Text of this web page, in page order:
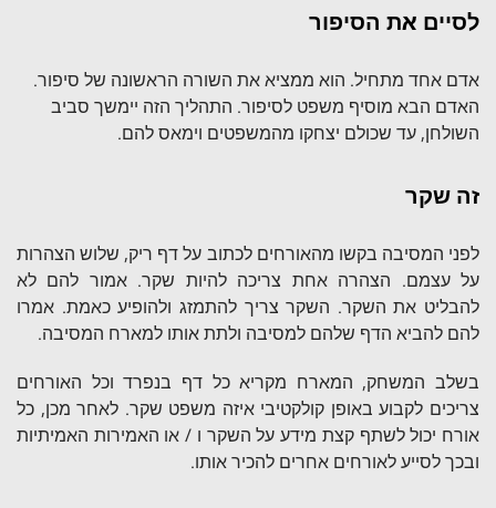
לסיים את הסיפור
אדם אחד מתחיל. הוא ממציא את השורה הראשונה של סיפור.
האדם הבא מוסיף משפט לסיפור. התהליך הזה יימשך סביב
השולחן, עד שכולם יצחקו מהמשפטים וימאס להם.
זה שקר
לפני המסיבה בקשו מהאורחים לכתוב על דף ריק, שלוש הצהרות
על עצמם. הצהרה אחת צריכה להיות שקר. אמור להם לא
להבליט את השקר. השקר צריך להתמזג ולהופיע כאמת. אמרו
להם להביא הדף שלהם למסיבה ולתת אותו למארח המסיבה.
בשלב המשחק, המארח מקריא כל דף בנפרד וכל האורחים
צריכים לקבוע באופן קולקטיבי איזה משפט שקר. לאחר מכן, כל
אורח יכול לשתף קצת מידע על השקר ו / או האמירות האמיתיות
ובכך לסייע לאורחים אחרים להכיר אותו.